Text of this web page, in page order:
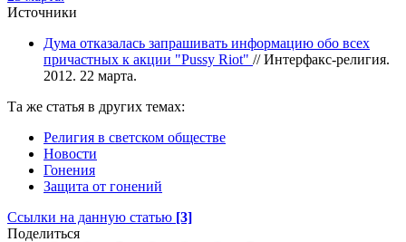
Источники
Дума отказалась запрашивать информацию обо всех
причастных к акции "Pussy Riot" // Интерфакс-религия.
2012. 22 марта.
Та же статья в других темах:
Религия в светском обществе
Новости
Гонения
Защита от гонений
Ссылки на данную статью [3]
Поделиться